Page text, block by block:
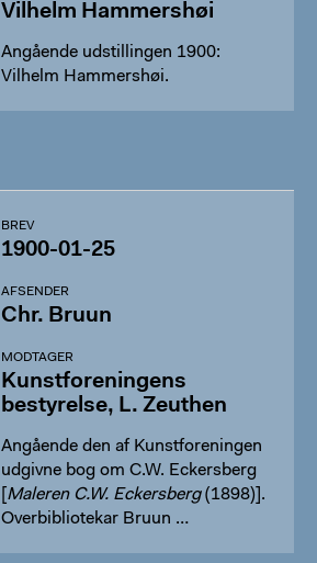
Vilhelm Hammershøi
Angående udstillingen 1900:
Vilhelm Hammershøi.
BREV
1900-01-25
AFSENDER
Chr. Bruun
MODTAGER
Kunstforeningens
bestyrelse, L. Zeuthen
Angående den af Kunstforeningen
udgivne bog om C.W. Eckersberg
Maleren C.W. Eckersberg(1898)].
Overbibliotekar Bruun …